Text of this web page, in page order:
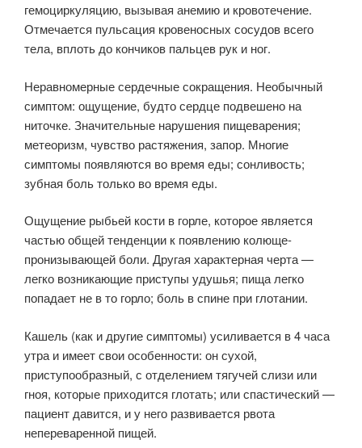
гемоциркуляцию, вызывая анемию и кровотечение.
Отмечается пульсация кровеносных сосудов всего
тела, вплоть до кончиков пальцев рук и ног.
Неравномерные сердечные сокращения. Необычный
симптом: ощущение, будто сердце подвешено на
ниточке. Значительные нарушения пищеварения;
метеоризм, чувство растяжения, запор. Многие
симптомы появляются во время еды; сонливость;
зубная боль только во время еды.
Ощущение рыбьей кости в горле, которое является
частью общей тенденции к появлению колюще-
пронизывающей боли. Другая характерная черта —
легко возникающие приступы удушья; пища легко
попадает не в то горло; боль в спине при глотании.
Кашель (как и другие симптомы) усиливается в 4 часа
утра и имеет свои особенности: он сухой,
приступообразный, с отделением тягучей слизи или
гноя, которые приходится глотать; или спастический —
пациент давится, и у него развивается рвота
непереваренной пищей.